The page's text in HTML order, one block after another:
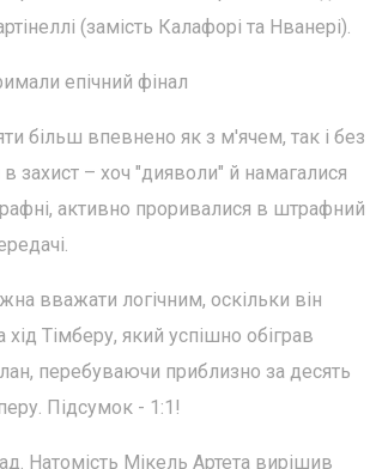
(замість Калафорі та Нванері).
епічний фінал
більш впевнено як з м'ячем, так і без
– хоч "дияволи" й намагалися
активно проривалися в штрафний
вважати логічним, оскільки він
Тімберу, який успішно обіграв
перебуваючи приблизно за десять
Підсумок - 1:1!
Натомість Мікель Артета вирішив